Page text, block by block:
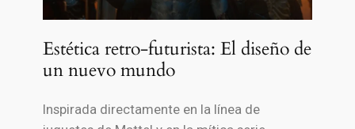
Estética retro-futurista: El diseño de
un nuevo mundo
Inspirada directamente en la línea de